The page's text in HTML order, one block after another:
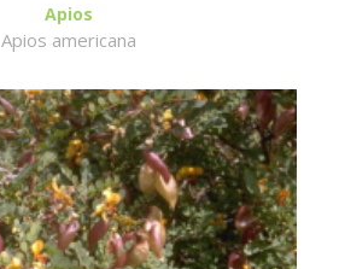
Apios
Apios americana